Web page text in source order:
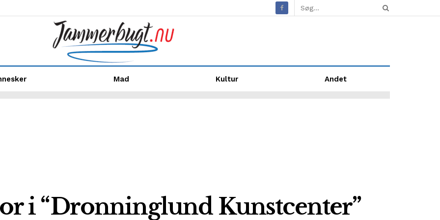
Mad Kultur Andet
i “Dronninglund Kunstcenter”